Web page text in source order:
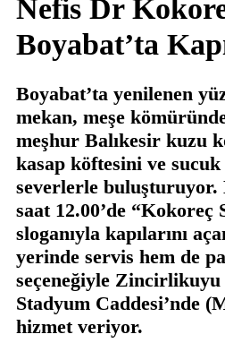
Nefis Dr
Boyabat’ta
Boyabat’ta yenilenen
mekan, meşe
meşhur Balıkesir kuzu
kasap köftesini ve
severlerle
saat 12.00’de “Kokoreç
sloganıyla kapılarını
yerinde servis hem de
seçeneğiyle
Stadyum Caddesi’nde
hizmet veriyor.